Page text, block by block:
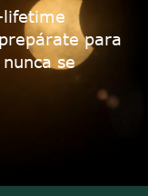
lifetime
para
se